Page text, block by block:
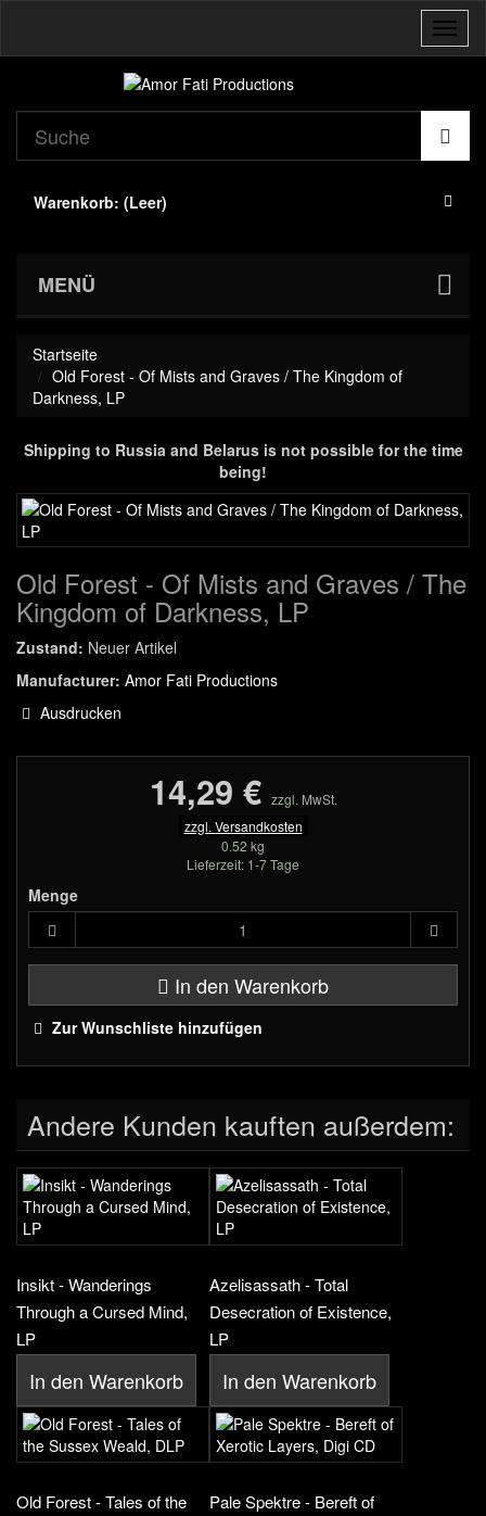
Warenkorb: (Leer)
MENÜ
Startseite
Old Forest - Of Mists and Graves / The Kingdom of
Darkness, LP
Shipping to Russia and Belarus is not possible for the time
being!
Old Forest - Of Mists and Graves / The
Kingdom of Darkness, LP
Zustand: Neuer Artikel
Manufacturer: Amor Fati Productions
Ausdrucken
14,29 € zzgl. MwSt.
zzgl. Versandkosten
0.52 kg
Lieferzeit: 1-7 Tage
Menge
In den Warenkorb
Zur Wunschliste hinzufügen
Andere Kunden kauften außerdem:
Insikt - Wanderings
Through a Cursed Mind,
LP
In den Warenkorb
Azelisassath - Total
Desecration of Existence,
LP
In den Warenkorb
Old Forest - Tales of the
Pale Spektre - Bereft of